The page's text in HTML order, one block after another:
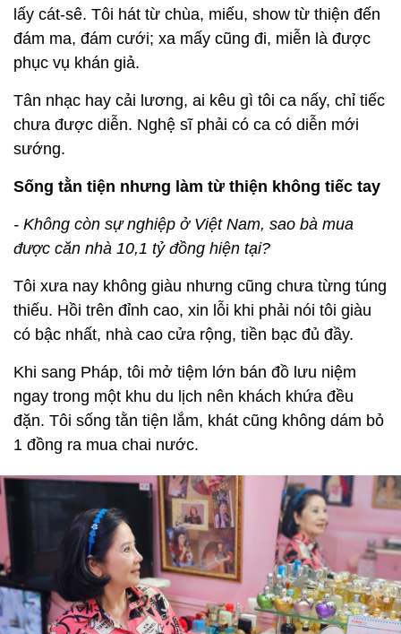
lấy cát-sê. Tôi hát từ chùa, miếu, show từ thiện đến
đám ma, đám cưới; xa mấy cũng đi, miễn là được
phục vụ khán giả.
Tân nhạc hay cải lương, ai kêu gì tôi ca nấy, chỉ tiếc
chưa được diễn. Nghệ sĩ phải có ca có diễn mới
sướng.
Sống tằn tiện nhưng làm từ thiện không tiếc tay
- Không còn sự nghiệp ở Việt Nam, sao bà mua
được căn nhà 10,1 tỷ đồng hiện tại?
Tôi xưa nay không giàu nhưng cũng chưa từng túng
thiếu. Hồi trên đỉnh cao, xin lỗi khi phải nói tôi giàu
có bậc nhất, nhà cao cửa rộng, tiền bạc đủ đầy.
Khi sang Pháp, tôi mở tiệm lớn bán đồ lưu niệm
ngay trong một khu du lịch nên khách khứa đều
đặn. Tôi sống tằn tiện lắm, khát cũng không dám bỏ
1 đồng ra mua chai nước.